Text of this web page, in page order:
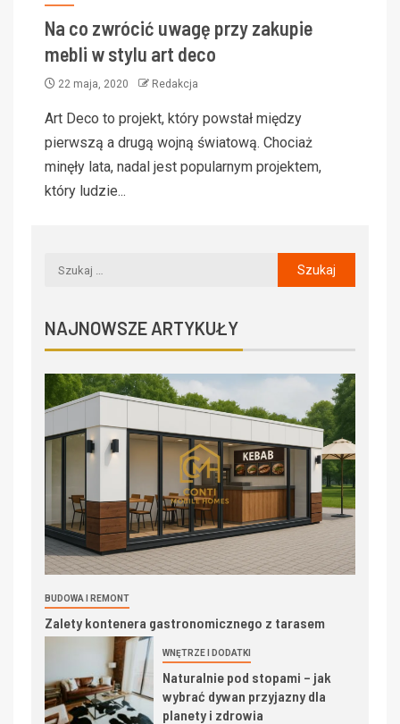
Na co zwrócić uwagę przy zakupie
mebli w stylu art deco
22 maja, 2020 Redakcja
Art Deco to projekt, który powstał między
pierwszą a drugą wojną światową. Chociaż
minęły lata, nadal jest popularnym projektem,
który ludzie...
NAJNOWSZE ARTYKUŁY
BUDOWA I REMONT
Zalety kontenera gastronomicznego z tarasem
WNĘTRZE I DODATKI
Naturalnie pod stopami – jak
wybrać dywan przyjazny dla
planety i zdrowia